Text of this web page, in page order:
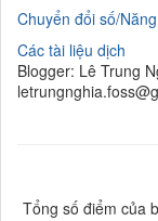
Chuyển đổi số/
Các tài liệu dịch
Blogger: Lê Trung
Tổng số điểm của